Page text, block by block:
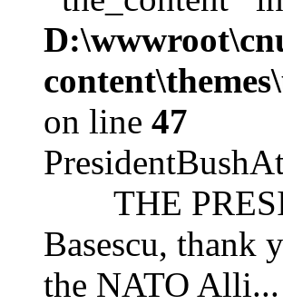
on line 47
THE
Basescu, thank
the NATO Alli...